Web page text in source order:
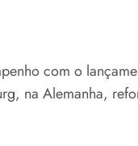
com o
na Alemanha,